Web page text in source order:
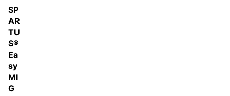
SP
AR
TU
S®
Ea
sy
MI
G